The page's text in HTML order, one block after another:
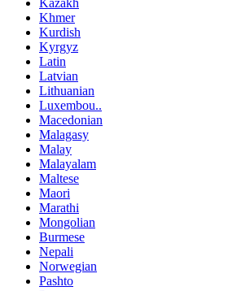
Kazakh
Khmer
Kurdish
Kyrgyz
Latin
Latvian
Lithuanian
Luxembou..
Macedonian
Malagasy
Malay
Malayalam
Maltese
Maori
Marathi
Mongolian
Burmese
Nepali
Norwegian
Pashto